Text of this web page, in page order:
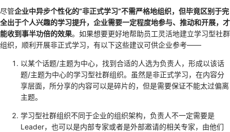
尽管企业中异步个性化的“非正式学习”不需严格地组织，但毕竟区别于完
全出于个人兴趣的学习提升，企业需要一定程度地参与、推动和开展，才
能收到事半功倍的效果。如果想要更好地帮助员工灵活地建立学习型社群
组织，顺利开展非正式学习，有以下这些建议可供企业参考——
以某个话题/主题为中心，找到合适的人选为负责人，形成以该话
题/主题为中心的学习型社群组织。虽然是非正式学习，在内容分
享层面，所分享的内容可以是碎片的，但是需要保证不能太过偏离
主题。
学习型社群组织不同于企业的组织架构，负责人不一定需要是
Leader，也可以是内部专家或者是外部邀请的相关专家，由他们